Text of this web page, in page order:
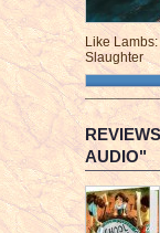
Like Lambs:
Slaughter
AUDIO"